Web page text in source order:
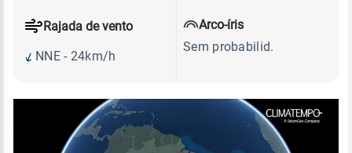
Rajada de vento
NNE - 24km/h
Arco-íris
Sem probabilid.